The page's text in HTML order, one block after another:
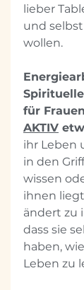
lieber
und
wollen.
für
AKTIV
ihr Leben
in den
wissen
ihnen
ändert zu
dass sie
haben,
Leben zu